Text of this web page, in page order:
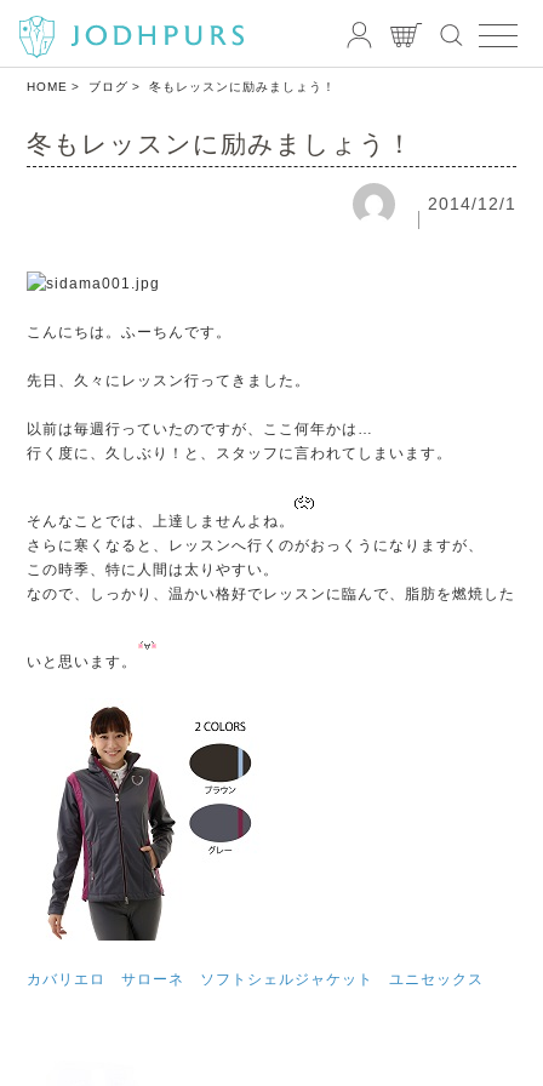
HOME ブログ 冬もレッスンに励みましょう！
冬もレッスンに励みましょう！
2014/12/1
こんにちは。ふーちんです。
先日、久々にレッスン行ってきました。
以前は毎週行っていたのですが、ここ何年かは…
行く度に、久しぶり！と、スタッフに言われてしまいます。
そんなことでは、上達しませんよね。
さらに寒くなると、レッスンへ行くのがおっくうになりますが、
この時季、特に人間は太りやすい。
なので、しっかり、温かい格好でレッスンに臨んで、脂肪を燃焼した
いと思います。
カバリエロ サローネ ソフトシェルジャケット ユニセックス